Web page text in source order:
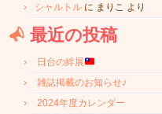
シャルトル に まりこ より
最近の投稿
日台の絆展
雑誌掲載のお知らせ♪
2024年度カレンダー